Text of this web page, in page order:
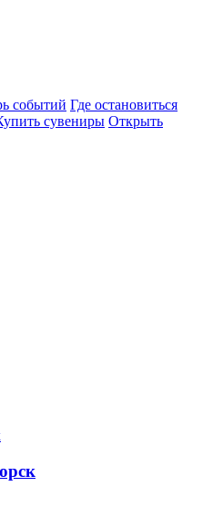
событий Где остановиться
сувениры Открыть